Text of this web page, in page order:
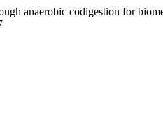
anaerobic codigestion for